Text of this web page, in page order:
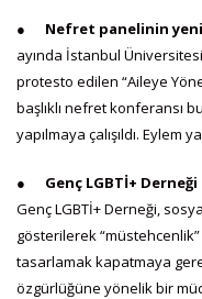
● Nefret panelinin
ayında İstanbul
protesto edilen “Aileye
başlıklı nefret konferansı
yapılmaya çalışıldı. Eylem
● Genç LGBTİ+ Derneği
Genç LGBTİ+ Derneği,
gösterilerek
tasarlamak kapatmaya
özgürlüğüne yönelik bir